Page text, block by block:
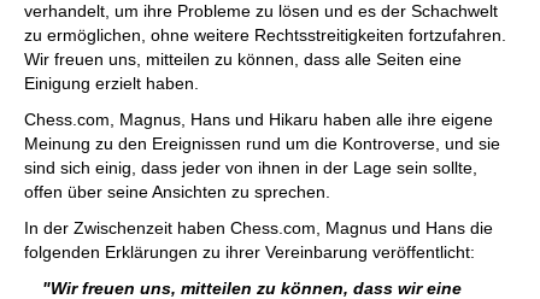
verhandelt, um ihre Probleme zu lösen und es der Schachwelt
zu ermöglichen, ohne weitere Rechtsstreitigkeiten fortzufahren.
Wir freuen uns, mitteilen zu können, dass alle Seiten eine
Einigung erzielt haben.
Chess.com, Magnus, Hans und Hikaru haben alle ihre eigene
Meinung zu den Ereignissen rund um die Kontroverse, und sie
sind sich einig, dass jeder von ihnen in der Lage sein sollte,
offen über seine Ansichten zu sprechen.
In der Zwischenzeit haben Chess.com, Magnus und Hans die
folgenden Erklärungen zu ihrer Vereinbarung veröffentlicht:
"Wir freuen uns, mitteilen zu können, dass wir eine